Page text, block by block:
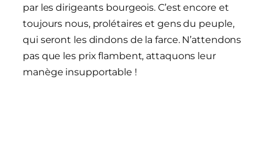
par les dirigeants bourgeois. C’est encore et
toujours nous, prolétaires et gens du peuple,
qui seront les dindons de la farce. N’attendons
pas que les prix flambent, attaquons leur
manège insupportable !